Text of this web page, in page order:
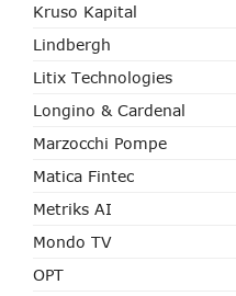
Kruso Kapital
Lindbergh
Litix Technologies
Longino & Cardenal
Marzocchi Pompe
Matica Fintec
Metriks AI
Mondo TV
OPT